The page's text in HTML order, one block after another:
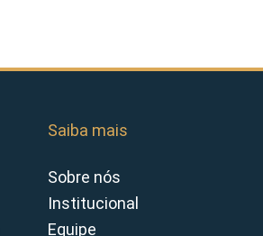
Saiba mais
Sobre nós
Institucional
Equipe